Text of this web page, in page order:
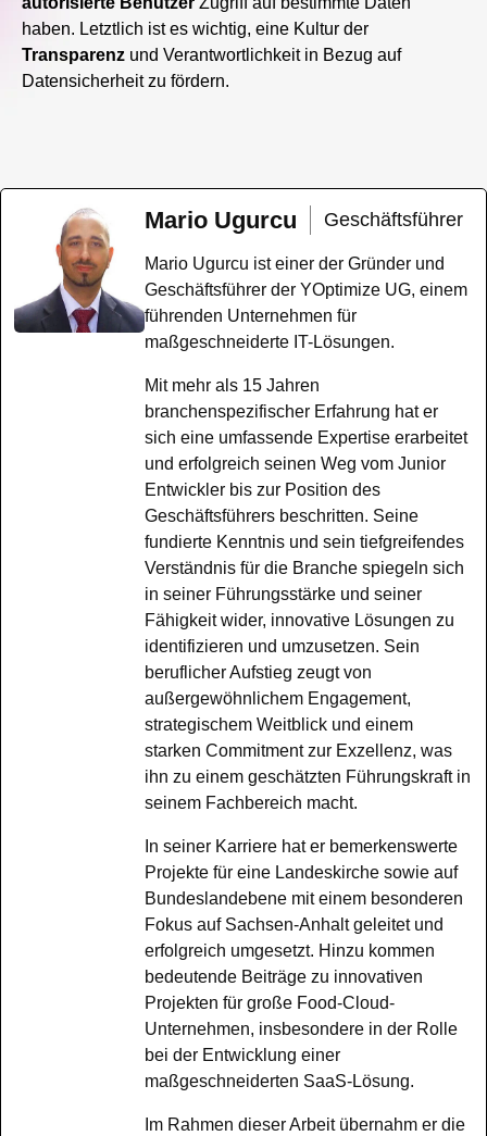
haben. Letztlich ist es wichtig, eine Kultur der
Transparenz und Verantwortlichkeit in Bezug auf
Datensicherheit zu fördern.
Mario Ugurcu Geschäftsführer
Mario Ugurcu ist einer der Gründer und
Geschäftsführer der YOptimize UG, einem
führenden Unternehmen für
maßgeschneiderte IT-Lösungen.
Mit mehr als 15 Jahren
branchenspezifischer Erfahrung hat er
sich eine umfassende Expertise erarbeitet
und erfolgreich seinen Weg vom Junior
Entwickler bis zur Position des
Geschäftsführers beschritten. Seine
fundierte Kenntnis und sein tiefgreifendes
Verständnis für die Branche spiegeln sich
in seiner Führungsstärke und seiner
Fähigkeit wider, innovative Lösungen zu
identifizieren und umzusetzen. Sein
beruflicher Aufstieg zeugt von
außergewöhnlichem Engagement,
strategischem Weitblick und einem
starken Commitment zur Exzellenz, was
ihn zu einem geschätzten Führungskraft in
seinem Fachbereich macht.
In seiner Karriere hat er bemerkenswerte
Projekte für eine Landeskirche sowie auf
Bundeslandebene mit einem besonderen
Fokus auf Sachsen-Anhalt geleitet und
erfolgreich umgesetzt. Hinzu kommen
bedeutende Beiträge zu innovativen
Projekten für große Food-Cloud-
Unternehmen, insbesondere in der Rolle
bei der Entwicklung einer
maßgeschneiderten SaaS-Lösung.
Im Rahmen dieser Arbeit übernahm er die